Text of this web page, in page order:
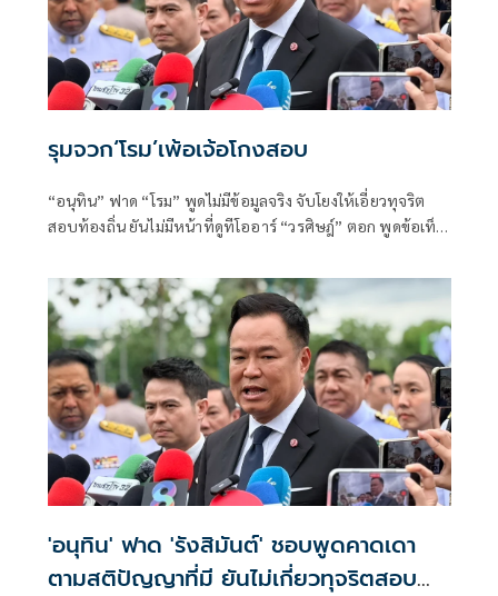
รุมจวก‘โรม’เพ้อเจ้อโกงสอบ
“อนุทิน” ฟาด “โรม” พูดไม่มีข้อมูลจริง จับโยงให้เอี่ยวทุจริต
สอบท้องถิ่น ยันไม่มีหน้าที่ดูทีโออาร์ “วรศิษฎ์” ตอก พูดข้อเท็จ
'อนุทิน' ฟาด 'รังสิมันต์' ชอบพูดคาดเดา
ตามสติปัญญาที่มี ยันไม่เกี่ยวทุจริตสอบ